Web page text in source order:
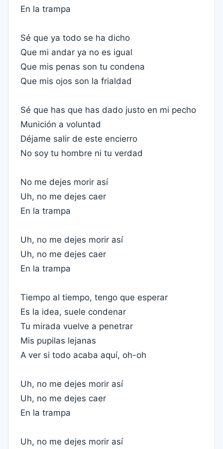
En la trampa
Sé que ya todo se ha dicho
Que mi andar ya no es igual
Que mis penas son tu condena
Que mis ojos son la frialdad
Sé que has que has dado justo en mi pecho
Munición a voluntad
Déjame salir de este encierro
No soy tu hombre ni tu verdad
No me dejes morir así
Uh, no me dejes caer
En la trampa
Uh, no me dejes morir así
Uh, no me dejes caer
En la trampa
Tiempo al tiempo, tengo que esperar
Es la idea, suele condenar
Tu mirada vuelve a penetrar
Mis pupilas lejanas
A ver si todo acaba aquí, oh-oh
Uh, no me dejes morir así
Uh, no me dejes caer
En la trampa
Uh, no me dejes morir así